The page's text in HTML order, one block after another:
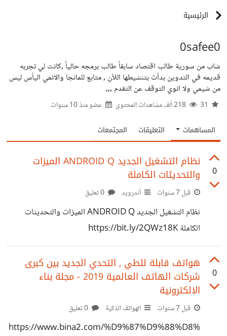
الرئيسية
0safee0
شاب من سورية طالب اقتصاد سابقاً طالب برمجه حالياً ,كانت لي تجربه
قديمه في التدوين بدأت بتنشيطها اللآن , متابع للمانجا والانمي اليأس ليس
من شيمي ولا انوي التوقف عن التقدم ,,,
عضو منذ10 سنوات
المساهمات التعليقات المجتمعات
0
نظام التشغيل الجديد ANDROID Q الميزات
والتحديثات الكاملة
قبل 7 سنوات أندرويد
نظام التشغيل الجديد ANDROID Q الميزات والتحديثات
الكاملة https://bit.ly/2QWz18K
0
هواتف قابلة للطي , التحدي الجديد بين كبرى
شركات الهاتف العالمية 2019 - مجلة بناء
الالكترونية
قبل 7 سنوات الهواتف الذكية
https://www.bina2.com/%D9%87%D9%88%D8%